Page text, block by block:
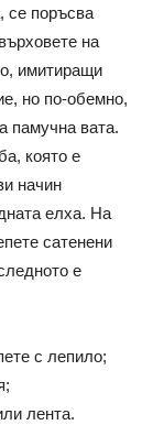
се поръсва
на
имитиращи
но по-обемно,
памучна вата.
която е
начин
елха. На
сатенени
е
с лепило;
лента.